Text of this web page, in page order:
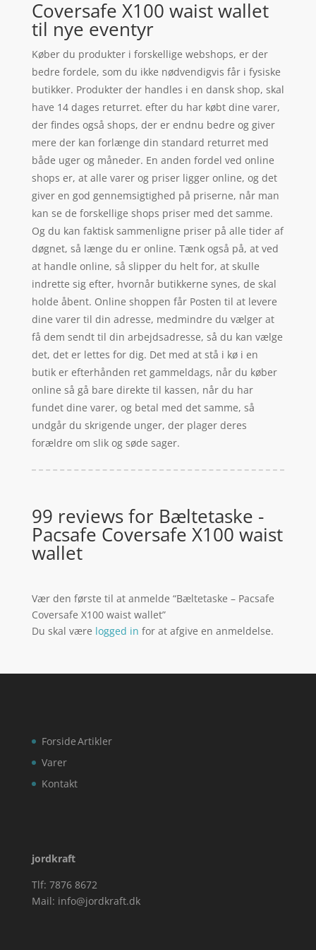
Coversafe X100 waist wallet
til nye eventyr
Køber du produkter i forskellige webshops, er der
bedre fordele, som du ikke nødvendigvis får i fysiske
butikker. Produkter der handles i en dansk shop, skal
have 14 dages returret. efter du har købt dine varer,
der findes også shops, der er endnu bedre og giver
mere der kan forlænge din standard returret med
både uger og måneder. En anden fordel ved online
shops er, at alle varer og priser ligger online, og det
giver en god gennemsigtighed på priserne, når man
kan se de forskellige shops priser med det samme.
Og du kan faktisk sammenligne priser på alle tider af
døgnet, så længe du er online. Tænk også på, at ved
at handle online, så slipper du helt for, at skulle
indrette sig efter, hvornår butikkerne synes, de skal
holde åbent. Online shoppen får Posten til at levere
dine varer til din adresse, medmindre du vælger at
få dem sendt til din arbejdsadresse, så du kan vælge
det, det er lettes for dig. Det med at stå i kø i en
butik er efterhånden ret gammeldags, når du køber
online så gå bare direkte til kassen, når du har
fundet dine varer, og betal med det samme, så
undgår du skrigende unger, der plager deres
forældre om slik og søde sager.
99 reviews for Bæltetaske -
Pacsafe Coversafe X100 waist
wallet
Vær den første til at anmelde “Bæltetaske – Pacsafe
Coversafe X100 waist wallet”
Du skal være logged in for at afgive en anmeldelse.
Forside
Varer
Kontakt
Artikler
jordkraft
Tlf: 7876 8672
Mail: info@jordkraft.dk